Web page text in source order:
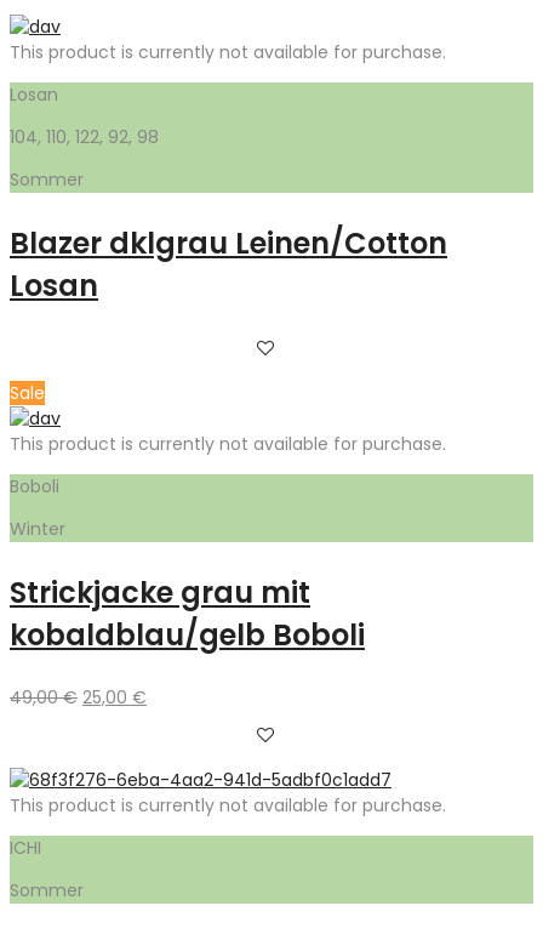
This product is currently not available for purchase.
Losan
104, 110, 122, 92, 98
Sommer
Blazer dklgrau Leinen/Cotton
Losan
Sale
This product is currently not available for purchase.
Boboli
Winter
Strickjacke grau mit
kobaldblau/gelb Boboli
49,00€ Ursprünglicher
49,00 €
25,00 €
25,00 €.
This product is currently not available for purchase.
ICHI
Sommer